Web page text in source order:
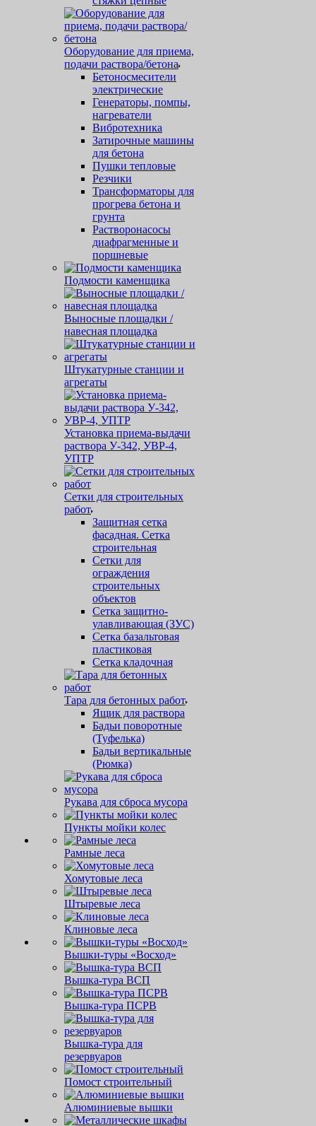
Оборудование для приема,
подачи раствора/бетона
Бетоносмесители
электрические
Генераторы, помпы,
нагреватели
Вибротехника
Затирочные машины
для бетона
Пушки тепловые
Резчики
Трансформаторы для
прогрева бетона и
грунта
Растворонасосы
диафрагменные и
поршневые
Подмости каменщика
Выносные площадки /
навесная площадка
Штукатурные станции и
агрегаты
Установка приема-выдачи
раствора У-342, УВР-4,
УПТР
Сетки для строительных
работ
Защитная cетка
фасадная. Сетка
строительная
Сетки для
ограждения
строительных
объектов
Сетка защитно-
улавливающая (ЗУС)
Сетка базальтовая
пластиковая
Сетка кладочная
Тара для бетонных работ
Ящик для раствора
Бадьи поворотные
(Туфелька)
Бадьи вертикальные
(Рюмка)
Рукава для сброса мусора
Пункты мойки колес
Рамные леса
Хомутовые леса
Штыревые леса
Клиновые леса
Вышки-туры «Восход»
Вышка-тура ВСП
Вышка-тура ПСРВ
Вышка-тура для
резервуаров
Помост строительный
Алюминиевые вышки